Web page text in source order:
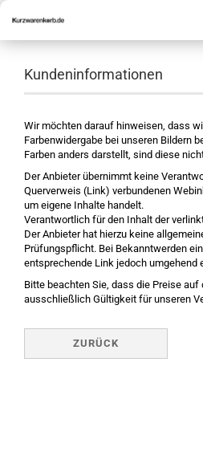
Kundeninformationen
Wir möchten darauf hinweisen, dass
Farbenwidergabe bei unseren Bildern
Farben anders darstellt, sind diese
Der Anbieter übernimmt keine
Querverweis (Link) verbundenen
um eigene Inhalte handelt.
Verantwortlich für den Inhalt der
Der Anbieter hat hierzu keine
Prüfungspflicht. Bei Bekanntwerden
entsprechende Link jedoch umgehend
Bitte beachten Sie, dass die Preise auf
ausschließlich Gültigkeit für unseren
ZURÜCK